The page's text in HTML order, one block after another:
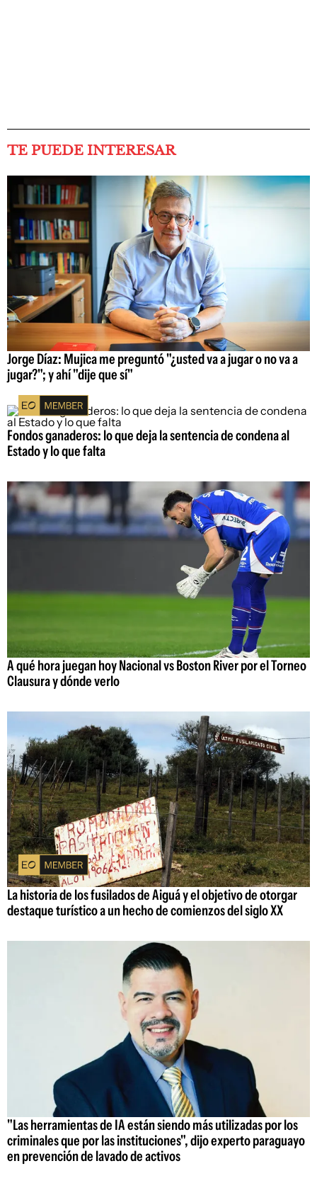
TE PUEDE INTERESAR
Jorge Díaz: Mujica me preguntó "¿usted va a jugar o no va a
jugar?"; y ahí "dije que sí"
Fondos ganaderos: lo que deja la sentencia de condena al
Estado y lo que falta
A qué hora juegan hoy Nacional vs Boston River por el Torneo
Clausura y dónde verlo
La historia de los fusilados de Aiguá y el objetivo de otorgar
destaque turístico a un hecho de comienzos del siglo XX
"Las herramientas de IA están siendo más utilizadas por los
criminales que por las instituciones", dijo experto paraguayo
en prevención de lavado de activos